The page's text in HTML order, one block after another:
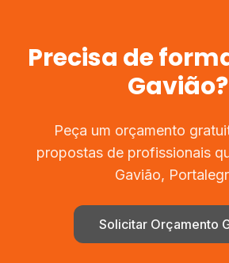
Precisa de
Gavião?
Peça um orçamento
propostas de profissionais
Gavião,
Solicitar Orçamento